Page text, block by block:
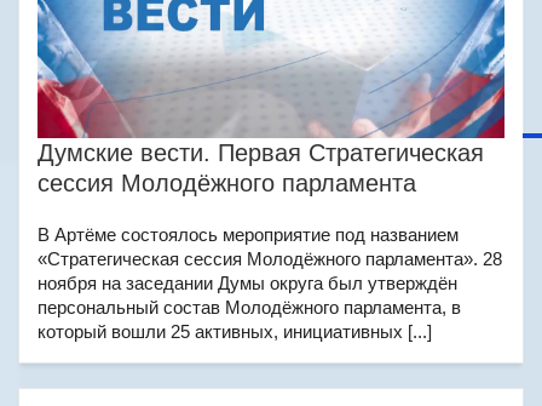
Думские вести. Первая Стратегическая
сессия Молодёжного парламента
В Артёме состоялось мероприятие под названием
«Стратегическая сессия Молодёжного парламента». 28
ноября на заседании Думы округа был утверждён
персональный состав Молодёжного парламента, в
который вошли 25 активных, инициативных [...]